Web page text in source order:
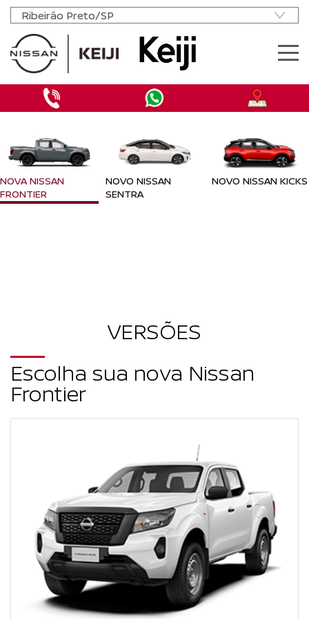
MODELOS
OFERTAS NOVOS
OFERTAS SEMINOVOS
NISSAN MOVE
VENDA DIRETA
PCD
CANAL DE DENÚNCIA
NOVA NISSAN
FRONTIER
NOVO NISSAN
SENTRA
NOVO NISSAN KICKS
VERSÕES
Escolha sua nova Nissan
Frontier